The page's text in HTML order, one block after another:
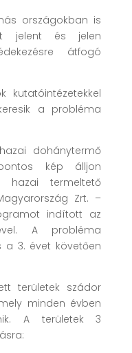
országokban is
jelent és jelen
átfogó
kutatóintézetekkel
a probléma
dohánytermő
kép álljon
hazai termeltető
Zrt. –
indított az
A probléma
a 3. évet követően
területek szádor
minden évben
A területek 3